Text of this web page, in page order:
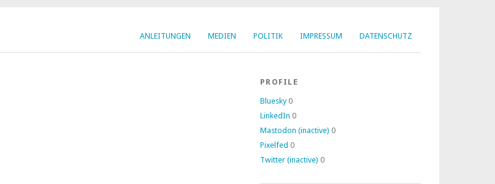
ANLEITUNGEN MEDIEN POLITIK IMPRESSUM DATENSCHUTZ
PROFILE
Bluesky 0
LinkedIn 0
Mastodon (inactive) 0
Pixelfed 0
Twitter (inactive) 0